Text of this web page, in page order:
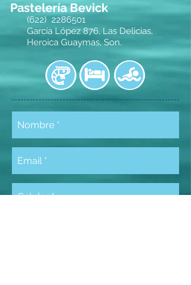
Pastelería Bevick
(622) 2286501
García López 876, Las Delicias,
Heroica Guaymas, Son.